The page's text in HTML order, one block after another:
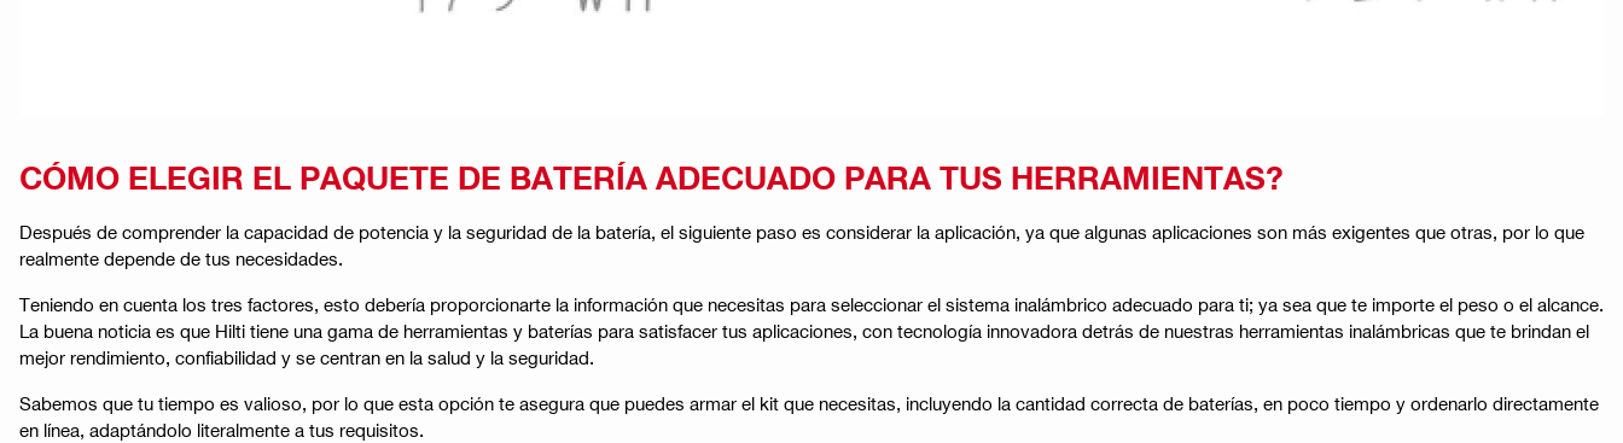
CÓMO ELEGIR EL PAQUETE DE BATERÍA ADECUADO PARA TUS HERRAMIENTAS?
Después de comprender la capacidad de potencia y la seguridad de la batería, el siguiente paso es considerar la aplicación, ya que algunas aplicaciones son más exigentes que otras, por lo que
realmente depende de tus necesidades.
Teniendo en cuenta los tres factores, esto debería proporcionarte la información que necesitas para seleccionar el sistema inalámbrico adecuado para ti; ya sea que te importe el peso o el alcance.
La buena noticia es que Hilti tiene una gama de herramientas y baterías para satisfacer tus aplicaciones, con tecnología innovadora detrás de nuestras herramientas inalámbricas que te brindan el
mejor rendimiento, confiabilidad y se centran en la salud y la seguridad.
Sabemos que tu tiempo es valioso, por lo que esta opción te asegura que puedes armar el kit que necesitas, incluyendo la cantidad correcta de baterías, en poco tiempo y ordenarlo directamente
en línea, adaptándolo literalmente a tus requisitos.